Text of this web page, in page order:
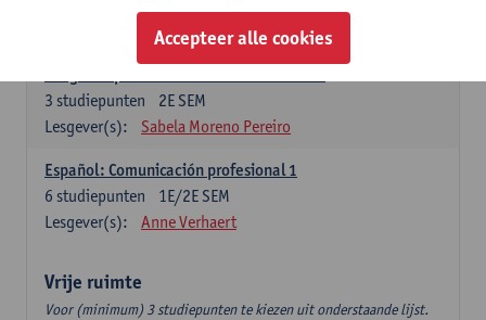
Sabela Moreno Pereiro
2E SEM
3 studiepunten
Lesgever(s):
Sabela Moreno Pereiro
Español: Comunicación profesional 1
1E/2E SEM
6 studiepunten
Lesgever(s):
Anne Verhaert
Vrije ruimte
Voor (minimum) 3 studiepunten te kiezen uit onderstaande lijst.
Accepteer alle cookies